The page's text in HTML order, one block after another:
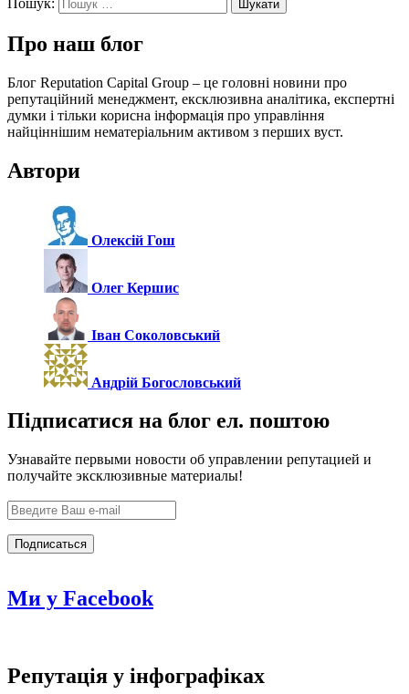
Пошук:
Про наш блог
Блог Reputation Capital Group – це головні новини про
репутаційний менеджмент, ексклюзивна аналітика, експертні
думки і тільки корисна інформація про управління
найціннішим нематеріальним активом з перших вуст.
Автори
Олексій Гош
Олег Кершис
Іван Соколовський
Андрій Богословський
Підписатися на блог ел. поштою
Узнавайте первыми новости об управлении репутацией и
получайте эксклюзивные материалы!
Ми у Facebook
Репутація у інфографіках